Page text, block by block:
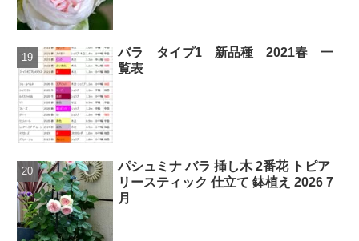
バラ タイプ1 新品種 2021春 一
覧表
パシュミナ バラ 挿し木 2番花 トピア
リースティック 仕立て 鉢植え 2026 7
月